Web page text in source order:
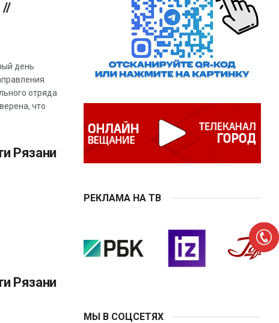
//
день
отряда
что
Рязани
Рязани
РЕКЛАМА НА ТВ
МЫ В СОЦСЕТЯХ